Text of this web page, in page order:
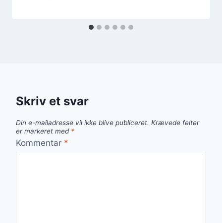
Skriv et svar
Din e-mailadresse vil ikke blive publiceret. Krævede felter
er markeret med *
Kommentar *